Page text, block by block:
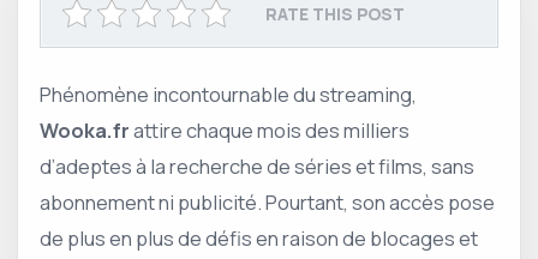
RATE THIS POST
Phénomène incontournable du streaming,
Wooka.frattire chaque mois des milliers
d’adeptes à la recherche de séries et films, sans
abonnement ni publicité. Pourtant, son accès pose
de plus en plus de défis en raison de blocages et